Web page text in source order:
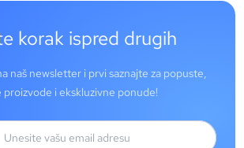
korak ispred drugih
naš newsletter i prvi saznajte za popuste,
proizvode i ekskluzivne ponude!